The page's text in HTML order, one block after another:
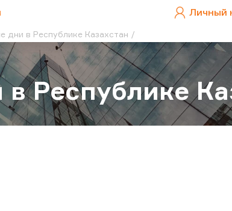
Личный
дни в Республике Казахстан
Республике